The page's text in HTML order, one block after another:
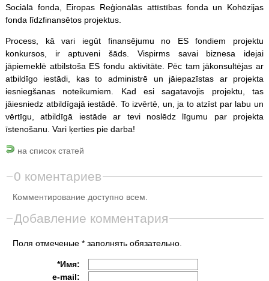
Sociālā fonda, Eiropas Reģionālās attīstības fonda un Kohēzijas
fonda līdzfinansētos projektus.
Process, kā vari iegūt finansējumu no ES fondiem projektu
konkursos, ir aptuveni šāds. Vispirms savai biznesa idejai
jāpiemeklē atbilstoša ES fondu aktivitāte. Pēc tam jākonsultējas ar
atbildīgo iestādi, kas to administrē un jāiepazīstas ar projekta
iesniegšanas noteikumiem. Kad esi sagatavojis projektu, tas
jāiesniedz atbildīgajā iestādē. To izvērtē, un, ja to atzīst par labu un
vērtīgu, atbildīgā iestāde ar tevi noslēdz līgumu par projekta
īstenošanu. Vari ķerties pie darba!
на список статей
0 коментариев
Комментирование доступно всем.
Добавление комментария
Поля отмеченые * заполнять обязательно.
*Имя:
e-mail: